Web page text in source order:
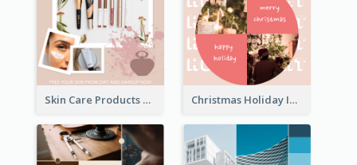
Skin Care Products Special Sale Instagram Post Christmas Holiday Instagram Post